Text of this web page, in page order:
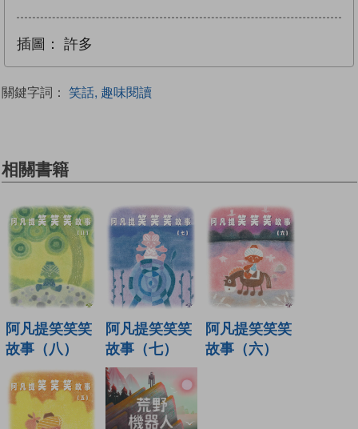
插圖： 許多
關鍵字詞： 笑話, 趣味閱讀
相關書籍
阿凡提笑笑笑
故事（八）
阿凡提笑笑笑
故事（七）
阿凡提笑笑笑
故事（六）